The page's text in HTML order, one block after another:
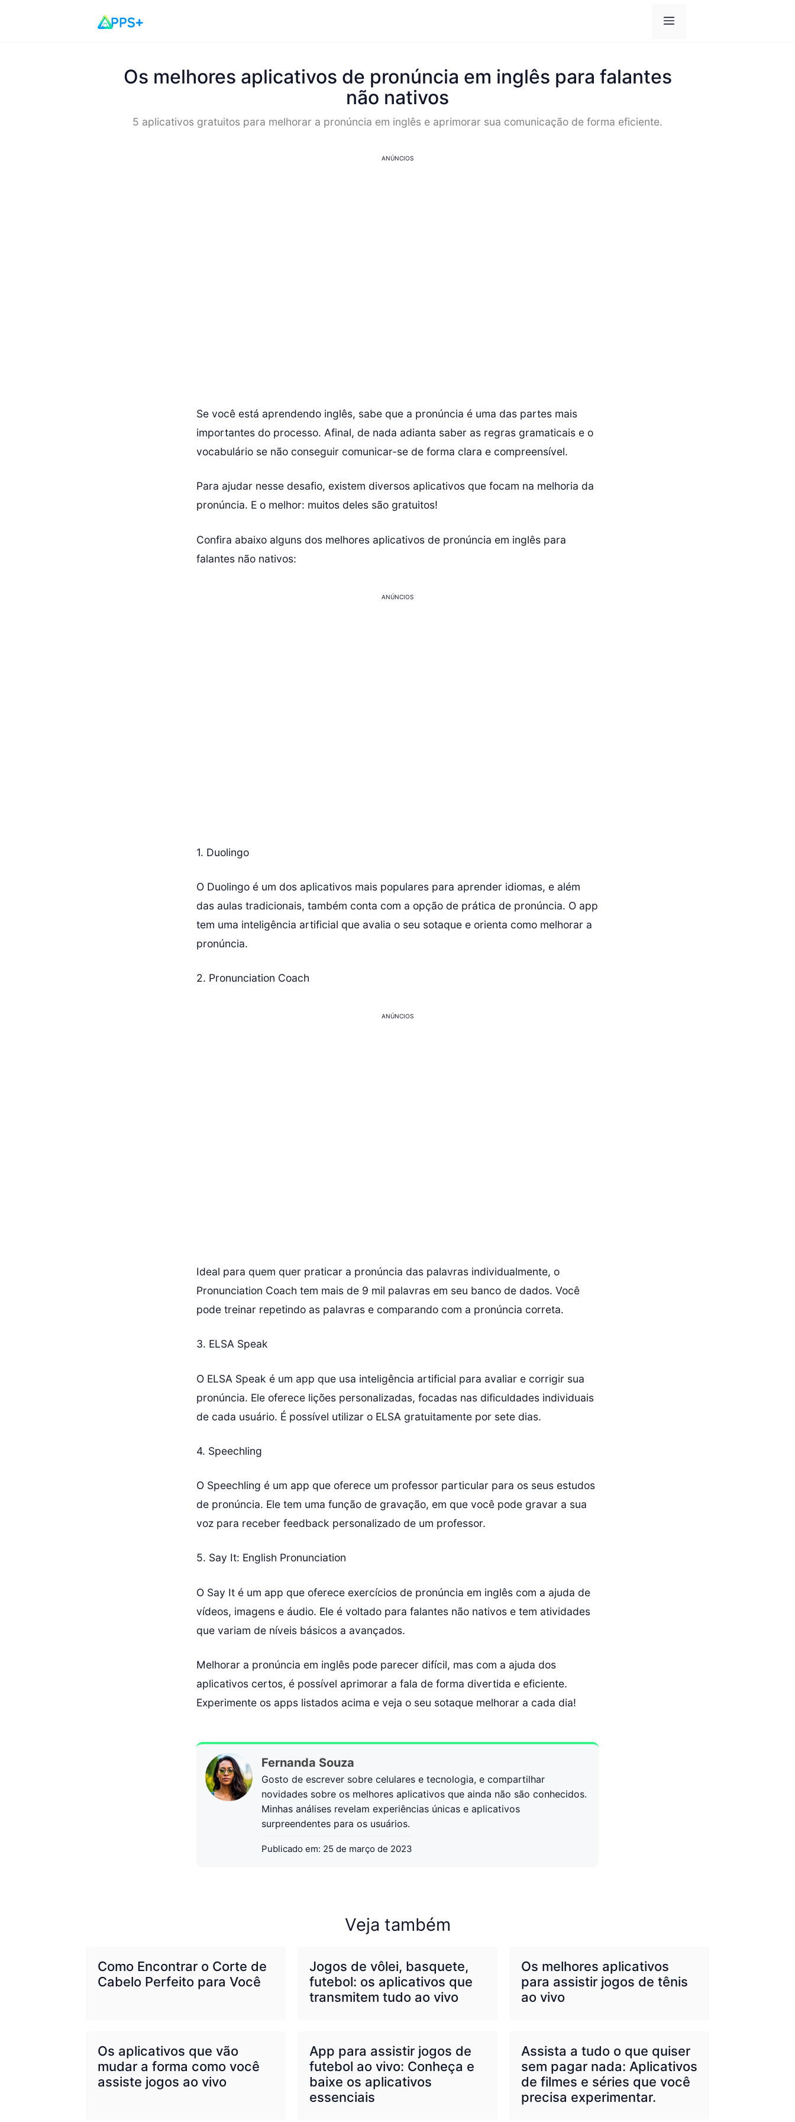
Cardápio
Os melhores aplicativos de pronúncia em inglês para falantes
não nativos
5 aplicativos gratuitos para melhorar a pronúncia em inglês e aprimorar sua comunicação de forma eficiente.
ANÚNCIOS
Se você está aprendendo inglês, sabe que a pronúncia é uma das partes mais
importantes do processo. Afinal, de nada adianta saber as regras gramaticais e o
vocabulário se não conseguir comunicar-se de forma clara e compreensível.
Para ajudar nesse desafio, existem diversos aplicativos que focam na melhoria da
pronúncia. E o melhor: muitos deles são gratuitos!
Confira abaixo alguns dos melhores aplicativos de pronúncia em inglês para
falantes não nativos:
ANÚNCIOS
1. Duolingo
O Duolingo é um dos aplicativos mais populares para aprender idiomas, e além
das aulas tradicionais, também conta com a opção de prática de pronúncia. O app
tem uma inteligência artificial que avalia o seu sotaque e orienta como melhorar a
pronúncia.
2. Pronunciation Coach
ANÚNCIOS
Ideal para quem quer praticar a pronúncia das palavras individualmente, o
Pronunciation Coach tem mais de 9 mil palavras em seu banco de dados. Você
pode treinar repetindo as palavras e comparando com a pronúncia correta.
3. ELSA Speak
O ELSA Speak é um app que usa inteligência artificial para avaliar e corrigir sua
pronúncia. Ele oferece lições personalizadas, focadas nas dificuldades individuais
de cada usuário. É possível utilizar o ELSA gratuitamente por sete dias.
4. Speechling
O Speechling é um app que oferece um professor particular para os seus estudos
de pronúncia. Ele tem uma função de gravação, em que você pode gravar a sua
voz para receber feedback personalizado de um professor.
5. Say It: English Pronunciation
O Say It é um app que oferece exercícios de pronúncia em inglês com a ajuda de
vídeos, imagens e áudio. Ele é voltado para falantes não nativos e tem atividades
que variam de níveis básicos a avançados.
Melhorar a pronúncia em inglês pode parecer difícil, mas com a ajuda dos
aplicativos certos, é possível aprimorar a fala de forma divertida e eficiente.
Experimente os apps listados acima e veja o seu sotaque melhorar a cada dia!
Fernanda Souza
Gosto de escrever sobre celulares e tecnologia, e compartilhar
novidades sobre os melhores aplicativos que ainda não são conhecidos.
Minhas análises revelam experiências únicas e aplicativos
surpreendentes para os usuários.
Publicado em: 25 de março de 2023
Veja também
Como Encontrar o Corte de
Cabelo Perfeito para Você
Jogos de vôlei, basquete,
futebol: os aplicativos que
transmitem tudo ao vivo
Os melhores aplicativos
para assistir jogos de tênis
ao vivo
Os aplicativos que vão
mudar a forma como você
assiste jogos ao vivo
App para assistir jogos de
futebol ao vivo: Conheça e
baixe os aplicativos
essenciais
Assista a tudo o que quiser
sem pagar nada: Aplicativos
de filmes e séries que você
precisa experimentar.